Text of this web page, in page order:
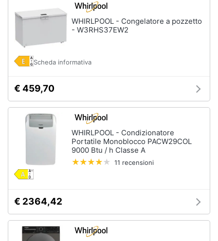
WHIRLPOOL - Congelatore a pozzetto
- W3RHS37EW2
Scheda informativa
€ 459,70
WHIRLPOOL - Condizionatore
Portatile Monoblocco PACW29COL
9000 Btu / h Classe A
11 recensioni
€ 2364,42